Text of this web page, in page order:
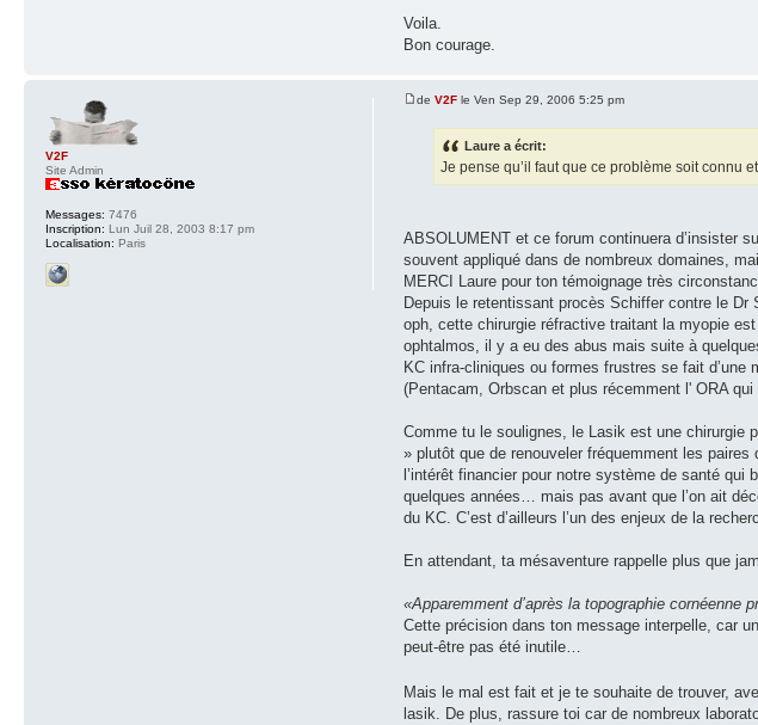
Voila.
Bon courage.
deV2F le Ven Sep 29, 2006 5:25 pm
Laure a écrit:
Je pense qu’il faut que ce problème soit connu
ABSOLUMENT et ce forum continuera d’insister
souvent appliqué dans de nombreux domaines,
MERCI Laure pour ton témoignage très
Depuis le retentissant procès Schiffer contre le Dr
oph, cette chirurgie réfractive traitant la myopie
ophtalmos, il y a eu des abus mais suite à
KC infra-cliniques ou formes frustres se fait d’une
(Pentacam, Orbscan et plus récemment l' ORA
Comme tu le soulignes, le Lasik est une chirurgie
» plutôt que de renouveler fréquemment les
l’intérêt financier pour notre système de santé
quelques années… mais pas avant que l’on ait
du KC. C’est d’ailleurs l’un des enjeux de la
En attendant, ta mésaventure rappelle plus que
«Apparemment d’après la topographie
Cette précision dans ton message interpelle, car
peut-être pas été inutile…
Mais le mal est fait et je te souhaite de trouver,
lasik. De plus, rassure toi car de nombreux
V2F
Site Admin
Messages: 7476
Inscription: Lun Juil 28, 2003 8:17 pm
Localisation: Paris